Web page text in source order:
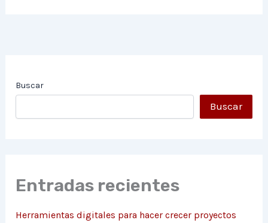
Buscar
Buscar
Entradas recientes
Herramientas digitales para hacer crecer proyectos